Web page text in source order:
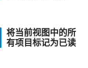
将当前视图中的所
有项目标记为已读